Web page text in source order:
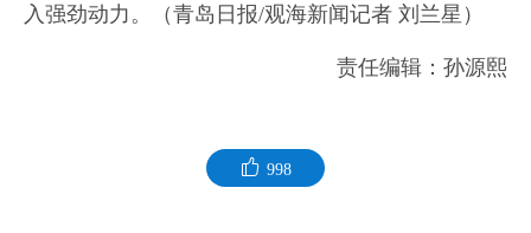
入强劲动力。（青岛日报/观海新闻记者 刘兰星）
责任编辑：孙源熙
998